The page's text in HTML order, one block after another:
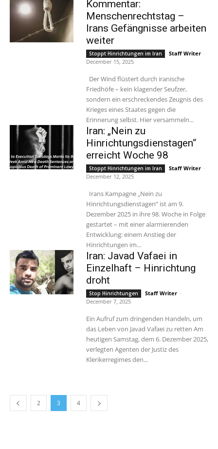
Kommentar:
Menschenrechtstag –
Irans Gefängnisse arbeiten
weiter
Stoppt Hinrichtungen im Iran Staff Writer -
December 15, 2025
Friedhöfe – kein klagender Seufzer,
sondern ein erschreckendes Zeugnis des
Krieges eines Staates gegen die
Erinnerung selbst. Hier versammeln...
Iran: „Nein zu
Hinrichtungsdienstagen“
erreicht Woche 98
Stoppt Hinrichtungen im Iran Staff Writer -
December 12, 2025
Hinrichtungsdienstagen“ ist am 9.
Dezember 2025 in ihre 98. Woche in Folge
gestartet – mit einer alarmierenden
Entwicklung: einem Anstieg der
Hinrichtungen im...
Iran: Javad Vafaei in
Einzelhaft – Hinrichtung
droht
Stop Hinrichtungen Staff Writer -
December 7, 2025
Ein Aufruf zum dringenden Handeln, um
das Leben von Javad Vafaei zu retten Am
heutigen Samstag, dem 6. Dezember 2025,
verlegten Agenten der Justiz des
Klerikerregimes den...
2 3 4